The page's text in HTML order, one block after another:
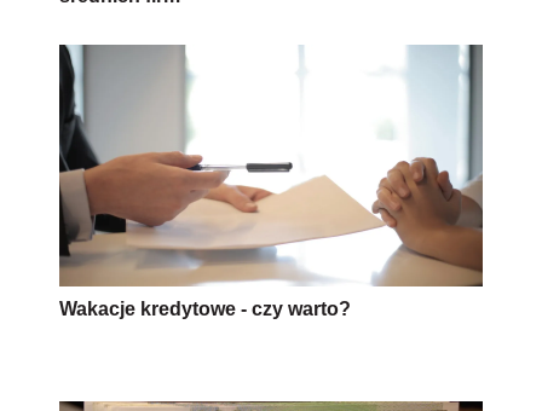
Wakacje kredytowe - czy warto?